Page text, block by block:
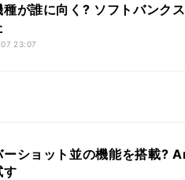
種が誰に向く? ソフトバンク
23:07
ーショット並の機能を搭載?
す